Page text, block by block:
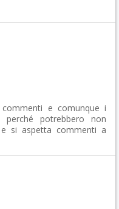
e comunque i
perché potrebbero non
si aspetta commenti a